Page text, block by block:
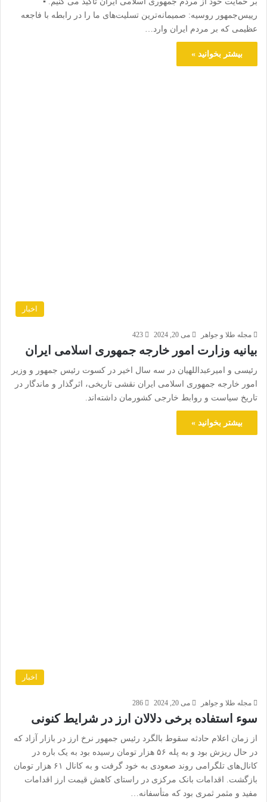
رییس‌جمهور روسیه: صمیمانه‌ترین تسلیت‌های ما را در رابطه با فاجعه
عظیمی که بر مردم ایران وارد…
بیشتر بخوانید »
اخبار
مجله طلا و جواهر می 20, 2024 423
بیانیه وزارت امور خارجه جمهوری اسلامی ایران
رئیسی و امیرعبداللهیان در سه سال اخیر در کسوت رئیس جمهور و وزیر
امور خارجه جمهوری اسلامی ایران نقشی تاریخی، اثرگذار و ماندگار در
تاریخ سیاست و روابط خارجی کشورمان داشته‌اند.
بیشتر بخوانید »
اخبار
مجله طلا و جواهر می 20, 2024 286
سوء استفاده برخی دلالان ارز در شرایط کنونی
از زمان اعلام حادثه سقوط بالگرد رئیس جمهور نرخ ارز در بازار آزاد که
در حال ریزش بود و به پله ۵۶ هزار تومان رسیده بود به یک باره در
کانال‌های تلگرامی روند صعودی به خود گرفت و به کانال ۶۱ هزار تومان
بازگشت. اقدامات بانک مرکزی در راستای کاهش قیمت ارز اقدامات
مفید و مثمر ثمری بود که متأسفانه…